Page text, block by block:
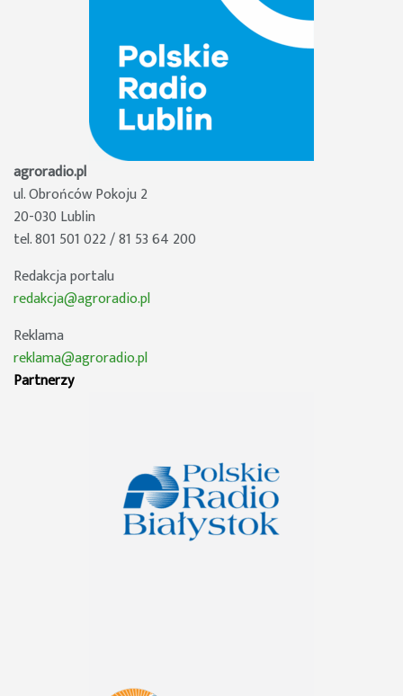
agroradio.pl
ul. Obrońców Pokoju 2
20-030 Lublin
tel. 801 501 022 / 81 53 64 200
Redakcja portalu
redakcja@agroradio.pl
Reklama
reklama@agroradio.pl
Partnerzy